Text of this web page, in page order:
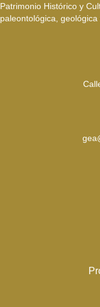
Patrimonio Histórico y
paleontológica, geológica